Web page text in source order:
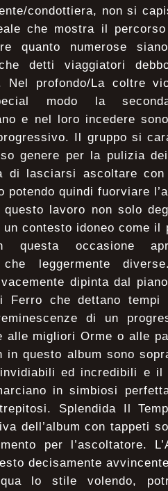
condottiera, non si
che mostra il
quanto numerose
detti viaggiatori
Nel profondo/La coltre
modo la
e nel loro incedere
Il gruppo si
genere per la pulizia
di lasciarsi ascoltare
potendo quindi fuorviare
lavoro non solo
contesto idoneo come il
questa occasione
che leggermente
dipinta dal
Ferro che dettano
di un
alle migliori Orme o alle
in questo album sono
ed incredibili e il
in simbiosi
Splendida Il
dell’album con tappeti
per l’ascoltatore.
decisamente
lo stile volendo,